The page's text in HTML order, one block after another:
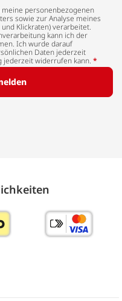
personenbezogenen
sowie zur Analyse meines
Klickraten) verarbeitet.
kann ich der
Ich wurde darauf
Daten jederzeit
jederzeit widerrufen kann. *